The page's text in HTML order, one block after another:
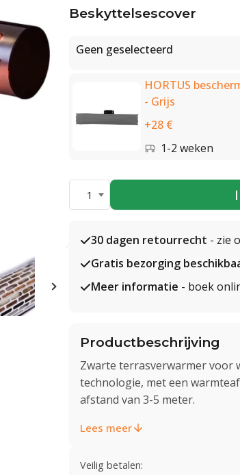
Beskyttelsescover
Geen geselecteerd
HORTUS
- Grijs
+28 €
1-2 weken
1
30 dagen retourrecht - zie
Gratis bezorging
Meer informatie - boek
Productbeschrijving
Zwarte terrasverwarmer voor
technologie, met een
afstand van 3-5 meter.
Lees meer
Veilig betalen: